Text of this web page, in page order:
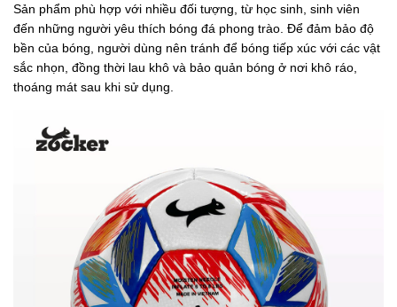
Sản phẩm phù hợp với nhiều đối tượng, từ học sinh, sinh viên
đến những người yêu thích bóng đá phong trào. Để đảm bảo độ
bền của bóng, người dùng nên tránh để bóng tiếp xúc với các vật
sắc nhọn, đồng thời lau khô và bảo quản bóng ở nơi khô ráo,
thoáng mát sau khi sử dụng.